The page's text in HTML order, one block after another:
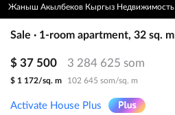
Жаныш Акылбеков Кыргыз Недвижимость
Sale · 1-room apartment, 32 sq. m
$ 37 500 3 284 625 som
$ 1 172/sq. m 102 645 som/sq. m
Activate House Plus